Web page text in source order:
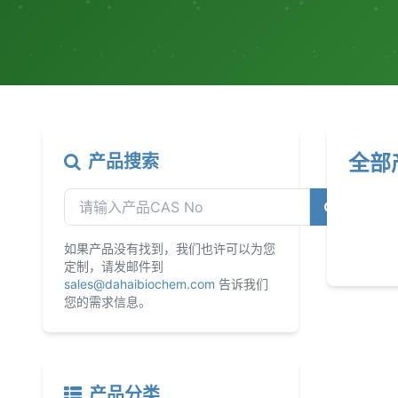
产品搜索
如果产品没有找到，我们也许可以为您
定制，请发邮件到
sales@dahaibiochem.com 告诉我们
您的需求信息。
全部